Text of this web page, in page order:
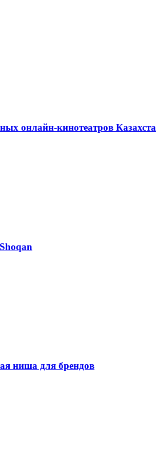
онлайн-кинотеатров
ниша для брендов